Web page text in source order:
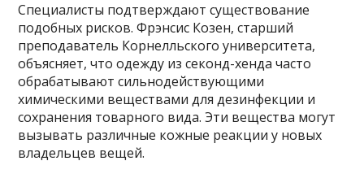
Специалисты подтверждают существование
подобных рисков. Фрэнсис Козен, старший
преподаватель Корнелльского университета,
объясняет, что одежду из секонд-хенда часто
обрабатывают сильнодействующими
химическими веществами для дезинфекции и
сохранения товарного вида. Эти вещества могут
вызывать различные кожные реакции у новых
владельцев вещей.